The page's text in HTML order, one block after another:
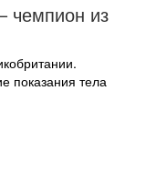
чемпион из
показания тела